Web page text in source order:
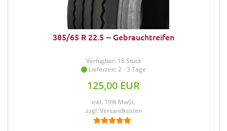
385/65 R 22.5 -- Gebrauchtreifen
Verfügbar: 18 Stück
Lieferzeit: 2 - 3 Tage
125,00 EUR
inkl. 19% MwSt.
zzgl. Versandkosten